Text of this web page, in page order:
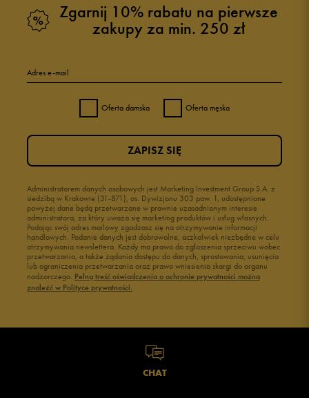
Zgarnij 10% rabatu na pierwsze
zakupy za min. 250 zł
Adres e-mail
Oferta damska Oferta męska
Administratorem danych osobowych jest Marketing Investment Group S.A. z
siedzibą w Krakowie (31-871), os. Dywizjonu 303 paw. 1, udostępnione
powyżej dane będą przetwarzane w prawnie uzasadnionym interesie
administratora, za który uważa się marketing produktów i usług własnych.
Podając swój adres mailowy zgadzasz się na otrzymywanie informacji
handlowych. Podanie danych jest dobrowolne, aczkolwiek niezbędne w celu
otrzymywania newslettera. Każdy ma prawo do zgłoszenia sprzeciwu wobec
przetwarzania, a także żądania dostępu do danych, sprostowania, usunięcia
lub ograniczenia przetwarzania oraz prawo wniesienia skargi do organu
nadzorczego. Pełną treść oświadczenia o ochronie prywatności można
znaleźć w Polityce prywatności.
ZAPISZ SIĘ
CHAT